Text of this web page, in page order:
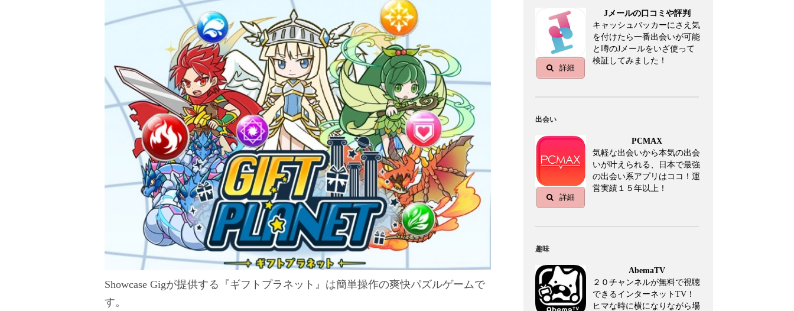
Showcase Gigが提供する『ギフトプラネット』は簡単操作の爽快パズルゲームで
す。
詳細
Jメールの口コミや評判
キャッシュバッカーにさえ気
を付けたら一番出会いが可能
と噂のJメールをいざ使って
検証してみました！
出会い
詳細
PCMAX
気軽な出会いから本気の出会
いが叶えられる、日本で最強
の出会い系アプリはココ！運
営実績１５年以上！
趣味
AbemaTV
２０チャンネルが無料で視聴
できるインターネットTV！
ヒマな時に横になりながら場